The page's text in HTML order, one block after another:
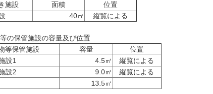
施設
面積
位置
40㎡ 縦覧による
の保管施設の容量及び位置
等保管施設
容量
位置
設1
4.5㎥
縦覧による
設2
9.0㎥
縦覧による
13.5㎥